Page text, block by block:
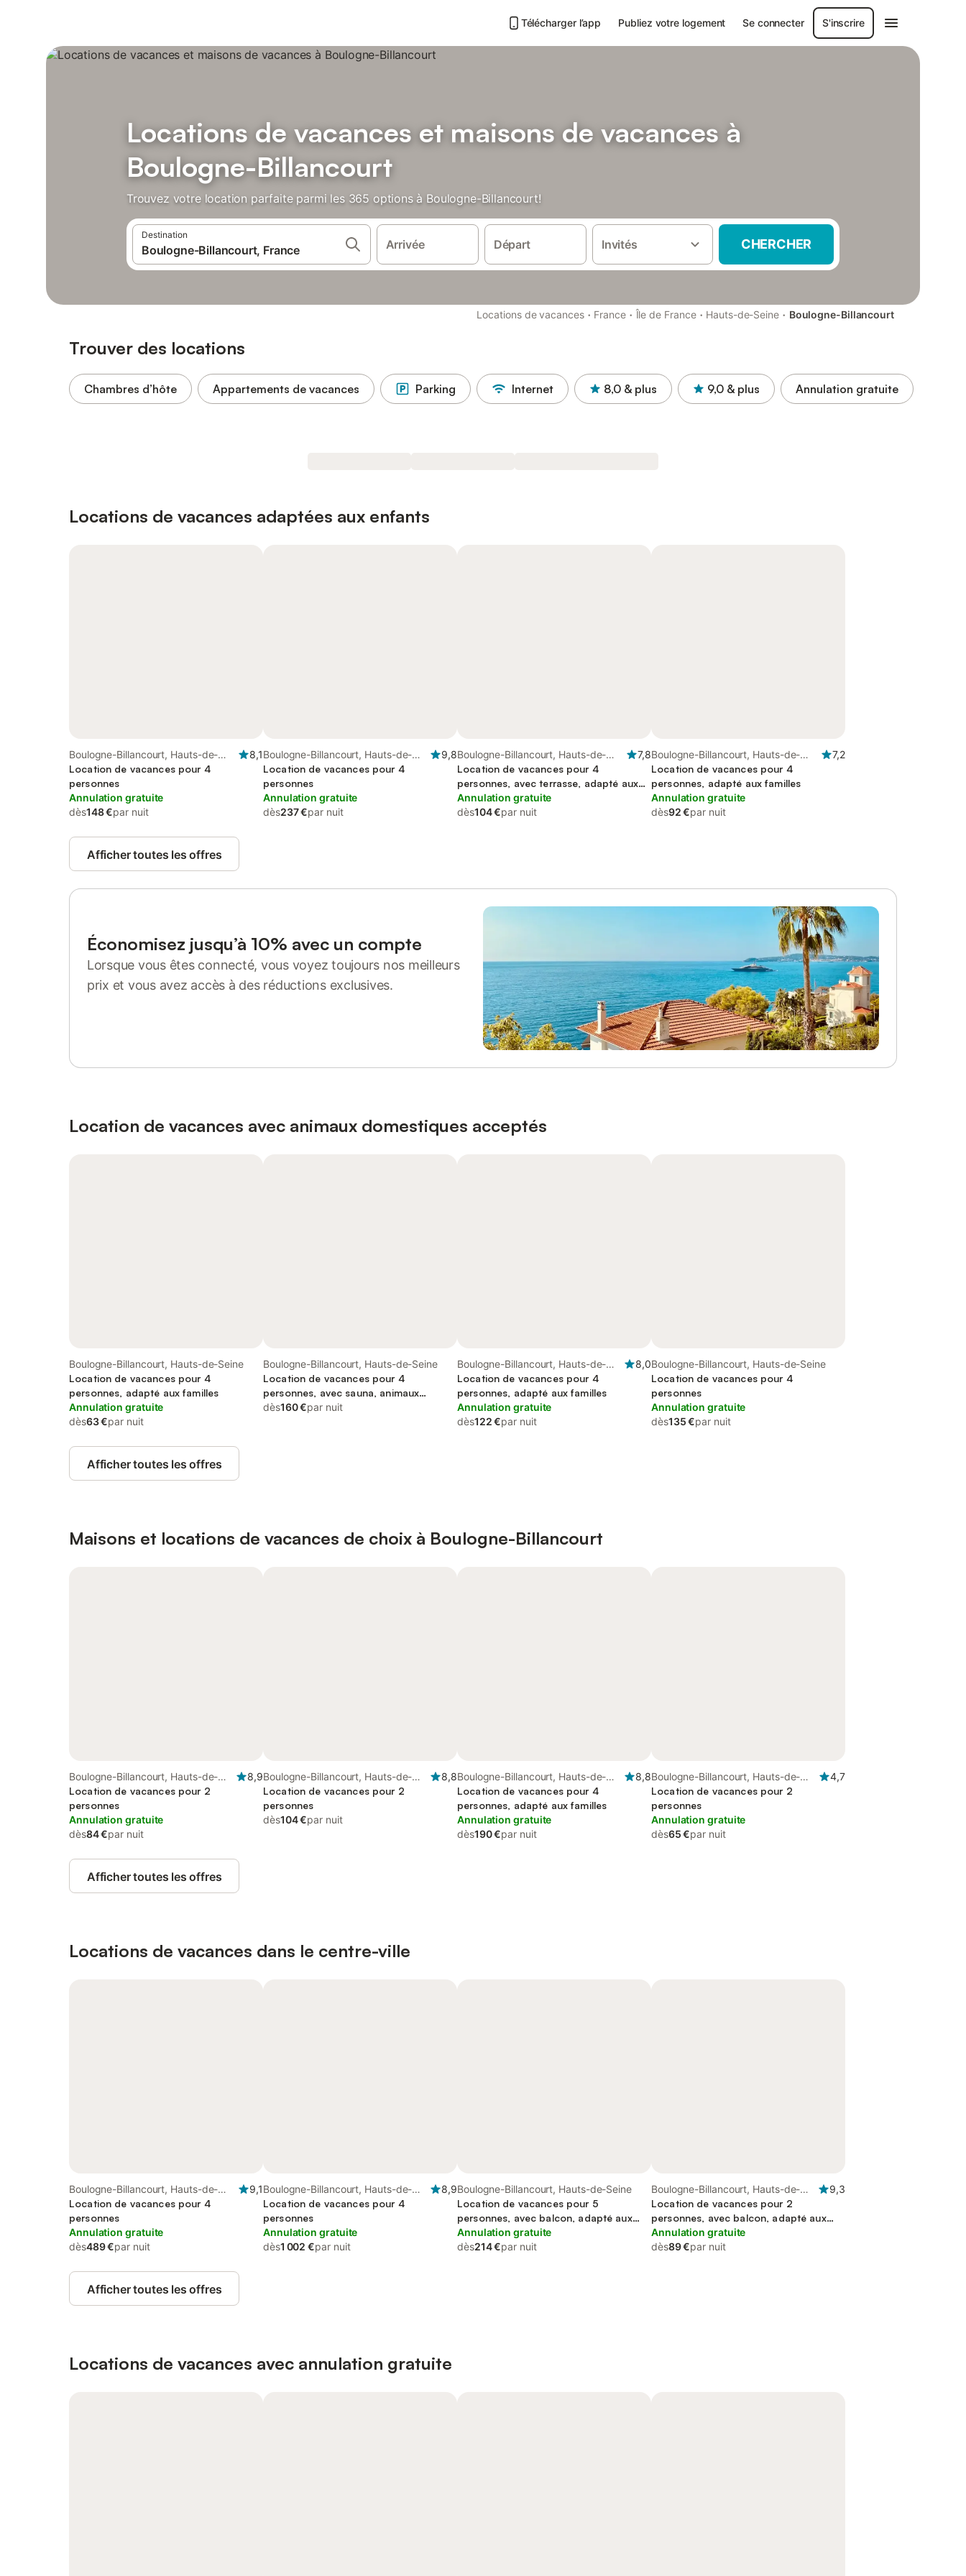
Télécharger l’app Publiez votre logement Se connecter S'inscrire
Locations de vacances et maisons de vacances à
Boulogne-Billancourt
Trouvez votre location parfaite parmi les 365 options à Boulogne-Billancourt!
Destination
Arrivée Départ Invités CHERCHER
Locations de vacances · France · Île de France · Hauts-de-Seine · Boulogne-Billancourt
Trouver des locations
Chambres d’hôte Appartements de vacances Parking Internet 8,0 & plus 9,0 & plus Annulation gratuite
Locations de vacances adaptées aux enfants
Boulogne-Billancourt, Hauts-de-
Seine
8,1
Location de vacances pour 4
personnes
Annulation gratuite
dès148 €par nuit
Boulogne-Billancourt, Hauts-de-
Seine
9,8
Location de vacances pour 4
personnes
Annulation gratuite
dès237 €par nuit
Boulogne-Billancourt, Hauts-de-
Seine
7,8
Location de vacances pour 4
personnes, avec terrasse, adapté aux
familles
Annulation gratuite
dès104 €par nuit
Boulogne-Billancourt, Hauts-de-
Seine
7,2
Location de vacances pour 4
personnes, adapté aux familles
Annulation gratuite
dès92 €par nuit
Afficher toutes les offres
Économisez jusqu’à 10% avec un compte
Lorsque vous êtes connecté, vous voyez toujours nos meilleurs
prix et vous avez accès à des réductions exclusives.
Location de vacances avec animaux domestiques acceptés
Boulogne-Billancourt, Hauts-de-Seine
Location de vacances pour 4
personnes, adapté aux familles
Annulation gratuite
dès63 €par nuit
Boulogne-Billancourt, Hauts-de-Seine
Location de vacances pour 4
personnes, avec sauna, animaux
acceptés
dès160 €par nuit
Boulogne-Billancourt, Hauts-de-
Seine
8,0
Location de vacances pour 4
personnes, adapté aux familles
Annulation gratuite
dès122 €par nuit
Boulogne-Billancourt, Hauts-de-Seine
Location de vacances pour 4
personnes
Annulation gratuite
dès135 €par nuit
Afficher toutes les offres
Maisons et locations de vacances de choix à Boulogne-Billancourt
Boulogne-Billancourt, Hauts-de-
Seine
8,9
Location de vacances pour 2
personnes
Annulation gratuite
dès84 €par nuit
Boulogne-Billancourt, Hauts-de-
Seine
8,8
Location de vacances pour 2
personnes
dès104 €par nuit
Boulogne-Billancourt, Hauts-de-
Seine
8,8
Location de vacances pour 4
personnes, adapté aux familles
Annulation gratuite
dès190 €par nuit
Boulogne-Billancourt, Hauts-de-
Seine
4,7
Location de vacances pour 2
personnes
Annulation gratuite
dès65 €par nuit
Afficher toutes les offres
Locations de vacances dans le centre-ville
Boulogne-Billancourt, Hauts-de-
Seine
9,1
Location de vacances pour 4
personnes
Annulation gratuite
dès489 €par nuit
Boulogne-Billancourt, Hauts-de-
Seine
8,9
Location de vacances pour 4
personnes
Annulation gratuite
dès1 002 €par nuit
Boulogne-Billancourt, Hauts-de-Seine
Location de vacances pour 5
personnes, avec balcon, adapté aux
familles
Annulation gratuite
dès214 €par nuit
Boulogne-Billancourt, Hauts-de-
Seine
9,3
Location de vacances pour 2
personnes, avec balcon, adapté aux
familles
Annulation gratuite
dès89 €par nuit
Afficher toutes les offres
Locations de vacances avec annulation gratuite